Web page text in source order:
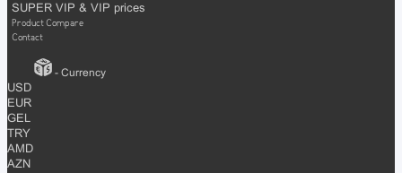
SUPER VIP & VIP prices
Product Compare
Contact
- Currency
USD
EUR
GEL
TRY
AMD
AZN